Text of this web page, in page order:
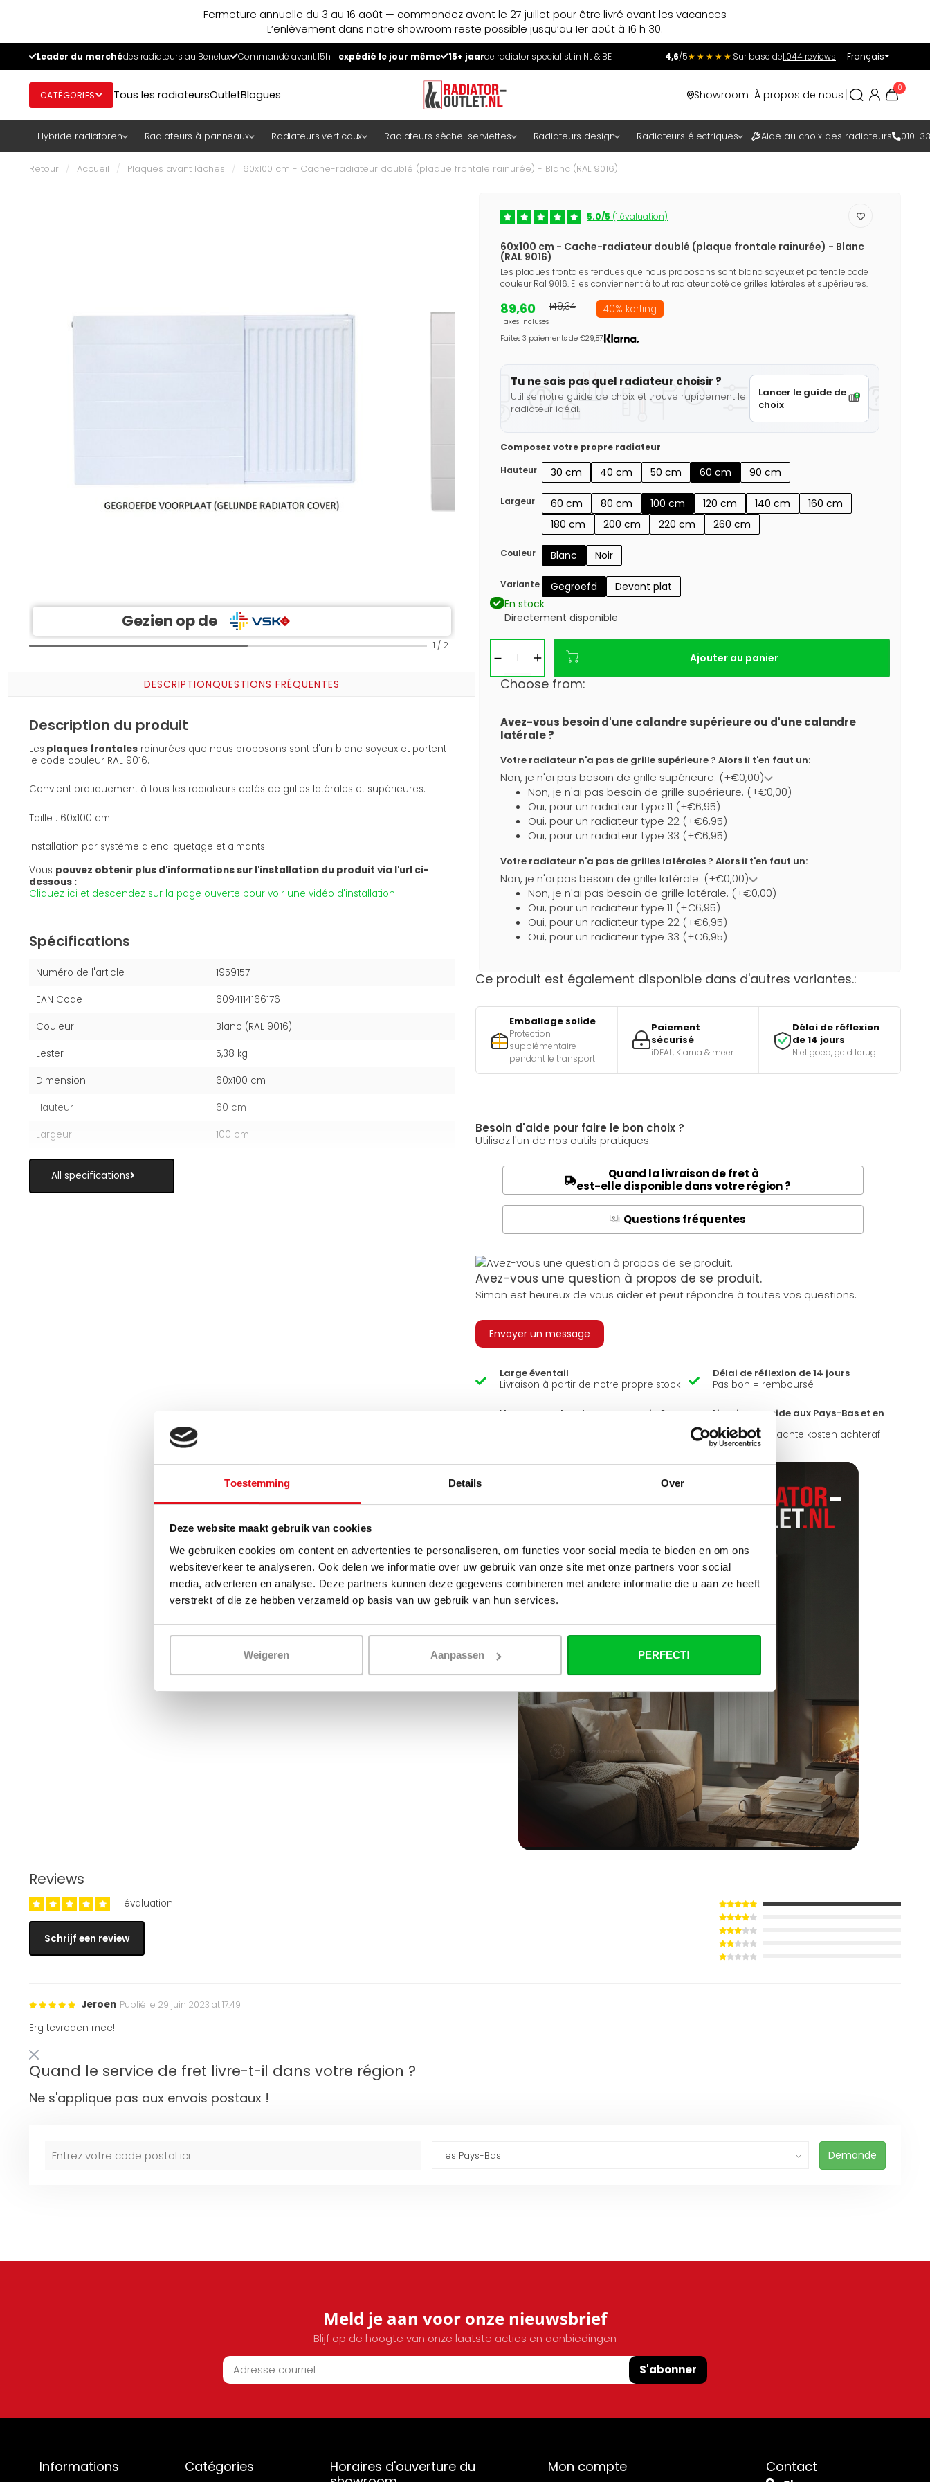
Toestemming Details Over
Deze website maakt gebruik van cookies
We gebruiken cookies om content en advertenties te personaliseren, om functies voor social media te bieden en om ons
websiteverkeer te analyseren. Ook delen we informatie over uw gebruik van onze site met onze partners voor social
media, adverteren en analyse. Deze partners kunnen deze gegevens combineren met andere informatie die u aan ze heeft
verstrekt of die ze hebben verzameld op basis van uw gebruik van hun services.
Weigeren Aanpassen PERFECT!
Fermeture annuelle du 3 au 16 août — commandez avant le 27 juillet pour être livré avant les vacances
L’enlèvement dans notre showroom reste possible jusqu’au 1er août à 16 h 30.
Leader du marchédes radiateurs au Benelux Commandé avant 15h =expédié le jour même 15+ jaarde radiator specialist in NL & BE 4,6/5★★★★★ Sur base de1.044 reviews Français
CATÉGORIES Tous les radiateursOutletBlogues Showroom À propos de nous
0
Hybride radiatoren Radiateurs à panneaux Radiateurs verticaux Radiateurs sèche-serviettes Radiateurs design Radiateurs électriques Aide au choix des radiateurs 010-
Retour / Accueil / Plaques avant lâches / 60x100 cm - Cache-radiateur doublé (plaque frontale rainurée) - Blanc (RAL 9016)
Gezien op de
1 / 2
DESCRIPTIONQUESTIONS FRÉQUENTES
Description du produit
Les plaques frontales rainurées que nous proposons sont d'un blanc soyeux et portent
le code couleur RAL 9016.
Convient pratiquement à tous les radiateurs dotés de grilles latérales et supérieures.
Taille : 60x100 cm.
Installation par système d'encliquetage et aimants.
Vous pouvez obtenir plus d'informations sur l'installation du produit via l'url ci-
dessous :
Cliquez ici et descendez sur la page ouverte pour voir une vidéo d'installation.
Spécifications
Numéro de l'article 1959157
EAN Code 6094114166176
Couleur Blanc (RAL 9016)
Lester 5,38 kg
Dimension 60x100 cm
Hauteur 60 cm
Largeur 100 cm
All specifications
5.0/5 (1 évaluation)
60x100 cm - Cache-radiateur doublé (plaque frontale rainurée) - Blanc
(RAL 9016)
Les plaques frontales fendues que nous proposons sont blanc soyeux et portent le code
couleur Ral 9016. Elles conviennent à tout radiateur doté de grilles latérales et supérieures.
89,60
Taxes incluses
149,34 40% korting
Faites 3 paiements de €29,87.
Tu ne sais pas quel radiateur choisir ?
Utilise notre guide de choix et trouve rapidement le
radiateur idéal.
Lancer le guide de
choix
Composez votre propre radiateur
Hauteur
30 cm 40 cm 50 cm 60 cm 90 cm
Largeur 60 cm 80 cm 100 cm 120 cm 140 cm
160 cm
180 cm
200 cm 220 cm 260 cm
Couleur Blanc Noir
Variante Gegroefd
Devant plat
En stock
Directement disponible
Ajouter au panier
Choose from:
Avez-vous besoin d'une calandre supérieure ou d'une calandre
latérale ?
Votre radiateur n'a pas de grille supérieure ? Alors il t'en faut un:
Non, je n'ai pas besoin de grille supérieure. (+€0,00)
Non, je n'ai pas besoin de grille supérieure. (+€0,00)
Oui, pour un radiateur type 11 (+€6,95)
Oui, pour un radiateur type 22 (+€6,95)
Oui, pour un radiateur type 33 (+€6,95)
Votre radiateur n'a pas de grilles latérales ? Alors il t'en faut un:
Non, je n'ai pas besoin de grille latérale. (+€0,00)
Non, je n'ai pas besoin de grille latérale. (+€0,00)
Oui, pour un radiateur type 11 (+€6,95)
Oui, pour un radiateur type 22 (+€6,95)
Oui, pour un radiateur type 33 (+€6,95)
Ce produit est également disponible dans d'autres variantes.:
Emballage solide
Protection
supplémentaire
pendant le transport
Paiement
sécurisé
iDEAL, Klarna & meer
Délai de réflexion
de 14 jours
Niet goed, geld terug
Besoin d'aide pour faire le bon choix ?
Utilisez l'un de nos outils pratiques.
Quand la livraison de fret à
est-elle disponible dans votre région ?
Q Questions fréquentes
Avez-vous une question à propos de se produit.
Simon est heureux de vous aider et peut répondre à toutes vos questions.
Envoyer un message
Large éventail
Livraison à partir de notre propre stock
Délai de réflexion de 14 jours
Pas bon = remboursé
Venez vous chercher en magasin ?
Livraison rapide aux Pays-Bas et en
Geen onverwachte kosten achteraf
Reviews
1 évaluation
Schrijf een review
Jeroen Publié le 29 juin 2023 at 17:49
Erg tevreden mee!
Quand le service de fret livre-t-il dans votre région ?
Ne s'applique pas aux envois postaux !
Demande
Meld je aan voor onze nieuwsbrief
Blijf op de hoogte van onze laatste acties en aanbiedingen
S'abonner
Informations Catégories
Horaires d'ouverture du
Mon compte Contact